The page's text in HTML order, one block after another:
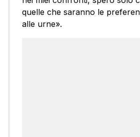
quelle che saranno le
alle urne».